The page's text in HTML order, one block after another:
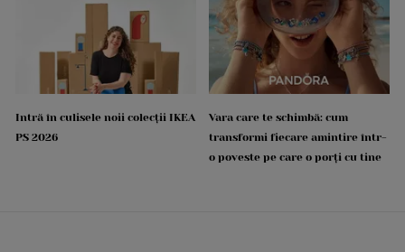
Intră în culisele noii colecții IKEA
PS 2026
Vara care te schimbă: cum
transformi fiecare amintire într-
o poveste pe care o porți cu tine